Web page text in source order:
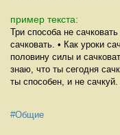
пример текста:
Три способа не
сачковать. • Как уроки
половину силы и
знаю, что ты сегодня
ты способен, и не сачкуй.
#Общие